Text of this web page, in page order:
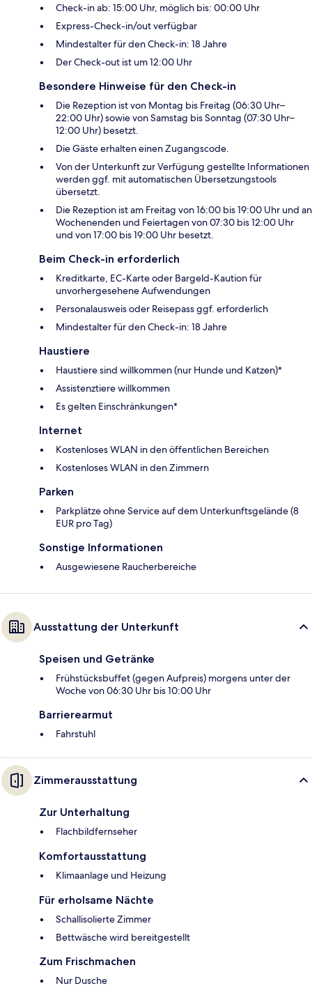
Check-in ab: 15:00 Uhr, möglich bis: 00:00 Uhr
Express-Check-in/out verfügbar
Mindestalter für den Check-in: 18 Jahre
Der Check-out ist um 12:00 Uhr
Besondere Hinweise für den Check-in
Die Rezeption ist von Montag bis Freitag (06:30 Uhr–
22:00 Uhr) sowie von Samstag bis Sonntag (07:30 Uhr–
12:00 Uhr) besetzt.
Die Gäste erhalten einen Zugangscode.
Von der Unterkunft zur Verfügung gestellte Informationen
werden ggf. mit automatischen Übersetzungstools
übersetzt.
Die Rezeption ist am Freitag von 16:00 bis 19:00 Uhr und an
Wochenenden und Feiertagen von 07:30 bis 12:00 Uhr
und von 17:00 bis 19:00 Uhr besetzt.
Beim Check-in erforderlich
Kreditkarte, EC-Karte oder Bargeld-Kaution für
unvorhergesehene Aufwendungen
Personalausweis oder Reisepass ggf. erforderlich
Mindestalter für den Check-in: 18 Jahre
Haustiere
Haustiere sind willkommen (nur Hunde und Katzen)*
Assistenztiere willkommen
Es gelten Einschränkungen*
Internet
Kostenloses WLAN in den öffentlichen Bereichen
Kostenloses WLAN in den Zimmern
Parken
Parkplätze ohne Service auf dem Unterkunftsgelände (8
EUR pro Tag)
Sonstige Informationen
Ausgewiesene Raucherbereiche
Ausstattung der Unterkunft
Speisen und Getränke
Frühstücksbuffet (gegen Aufpreis) morgens unter der
Woche von 06:30 Uhr bis 10:00 Uhr
Barrierearmut
Fahrstuhl
Zimmerausstattung
Zur Unterhaltung
Flachbildfernseher
Komfortausstattung
Klimaanlage und Heizung
Für erholsame Nächte
Schallisolierte Zimmer
Bettwäsche wird bereitgestellt
Zum Frischmachen
Nur Dusche